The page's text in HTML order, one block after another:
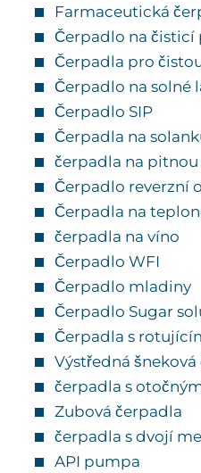
Farmaceutická
Čerpadlo na čisticí
Čerpadla pro
Čerpadlo na solné
Čerpadlo SIP
Čerpadla na
čerpadla na pitnou
Čerpadlo reverzní
Čerpadla na
čerpadla na víno
Čerpadlo WFI
Čerpadlo mladiny
Čerpadlo Sugar
Čerpadla s
Výstředná
čerpadla s
Zubová čerpadla
čerpadla s dvojí
API pumpa